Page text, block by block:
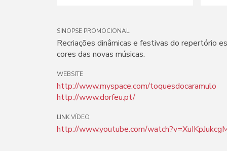
SINOPSE PROMOCIONAL
Recriações dinâmicas e festivas do repertório
cores das novas músicas.
WEBSITE
http://www.myspace.com/toquesdocaramulo
http://www.dorfeu.pt/
LINK VÍDEO
http://www.youtube.com/